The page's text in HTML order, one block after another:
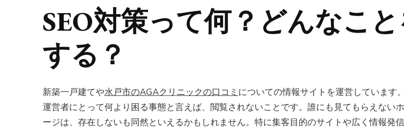
SEO対策って何？どんなこ
する？
新築一戸建てや水戸市のAGAクリニックの口コミ についての情報サイトを運営しています
運営者にとって何より困る事態と言えば、閲覧されないことです。誰にも見てもらえない
ージは、存在しないも同然といえるかもしれません。特に集客目的のサイトや広く情報発